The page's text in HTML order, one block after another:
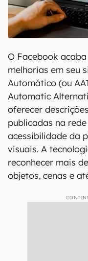
O Facebook
melhorias em seu
Automático (ou
Automatic
oferecer
publicadas na
acessibilidade da
visuais. A
reconhecer mais
objetos, cenas e